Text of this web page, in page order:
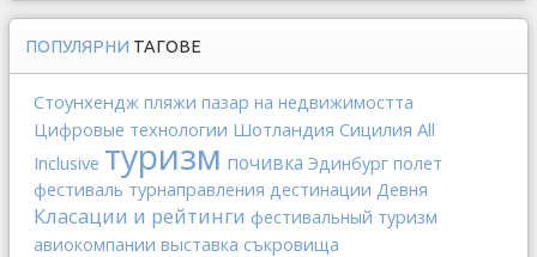
ПОПУЛЯРНИ ТАГОВЕ
Стоунхендж пляжи пазар на недвижимостта
Цифровые технологии Шотландия Сицилия All
Inclusive туризм почивка Эдинбург полет
фестиваль турнаправления дестинации Девня
Класации и рейтинги фестивальный туризм
авиокомпании выставка съкровища